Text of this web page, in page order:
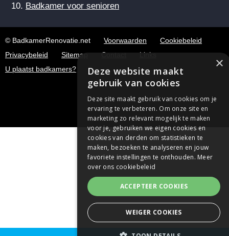
Badkamer voor senioren
© BadkamerRenovatie.net Voorwaarden
Cookiebeleid
Privacybeleid
Sitemap Contact
Links
U plaatst badkamers?
×
Deze website maakt
gebruik van cookies
Deze site maakt gebruik van cookies om je
ervaring te verbeteren. Om onze site en
marketing zo relevant mogelijk te maken
voor je, gebruiken we eigen cookies en
cookies van derden om statistieken te
maken, bezoeken te analyseren en jouw
favoriete instellingen te onthouden. Meer
over ons cookiebeleid
ACCEPTEER COOKIES
WEIGER COOKIES